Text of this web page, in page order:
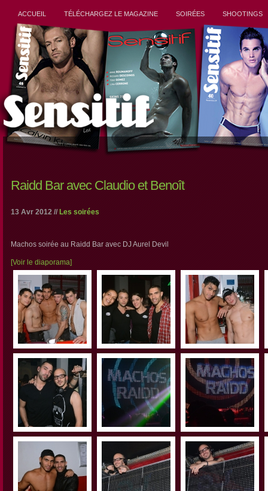
ACCUEIL TÉLÉCHARGEZ LE MAGAZINE SOIRÉES SHOOTINGS
Raidd Bar avec Claudio et Benoît
13 Avr 2012 // Les soirées
Machos soirée au Raidd Bar avec DJ Aurel Devil
[Voir le diaporama]